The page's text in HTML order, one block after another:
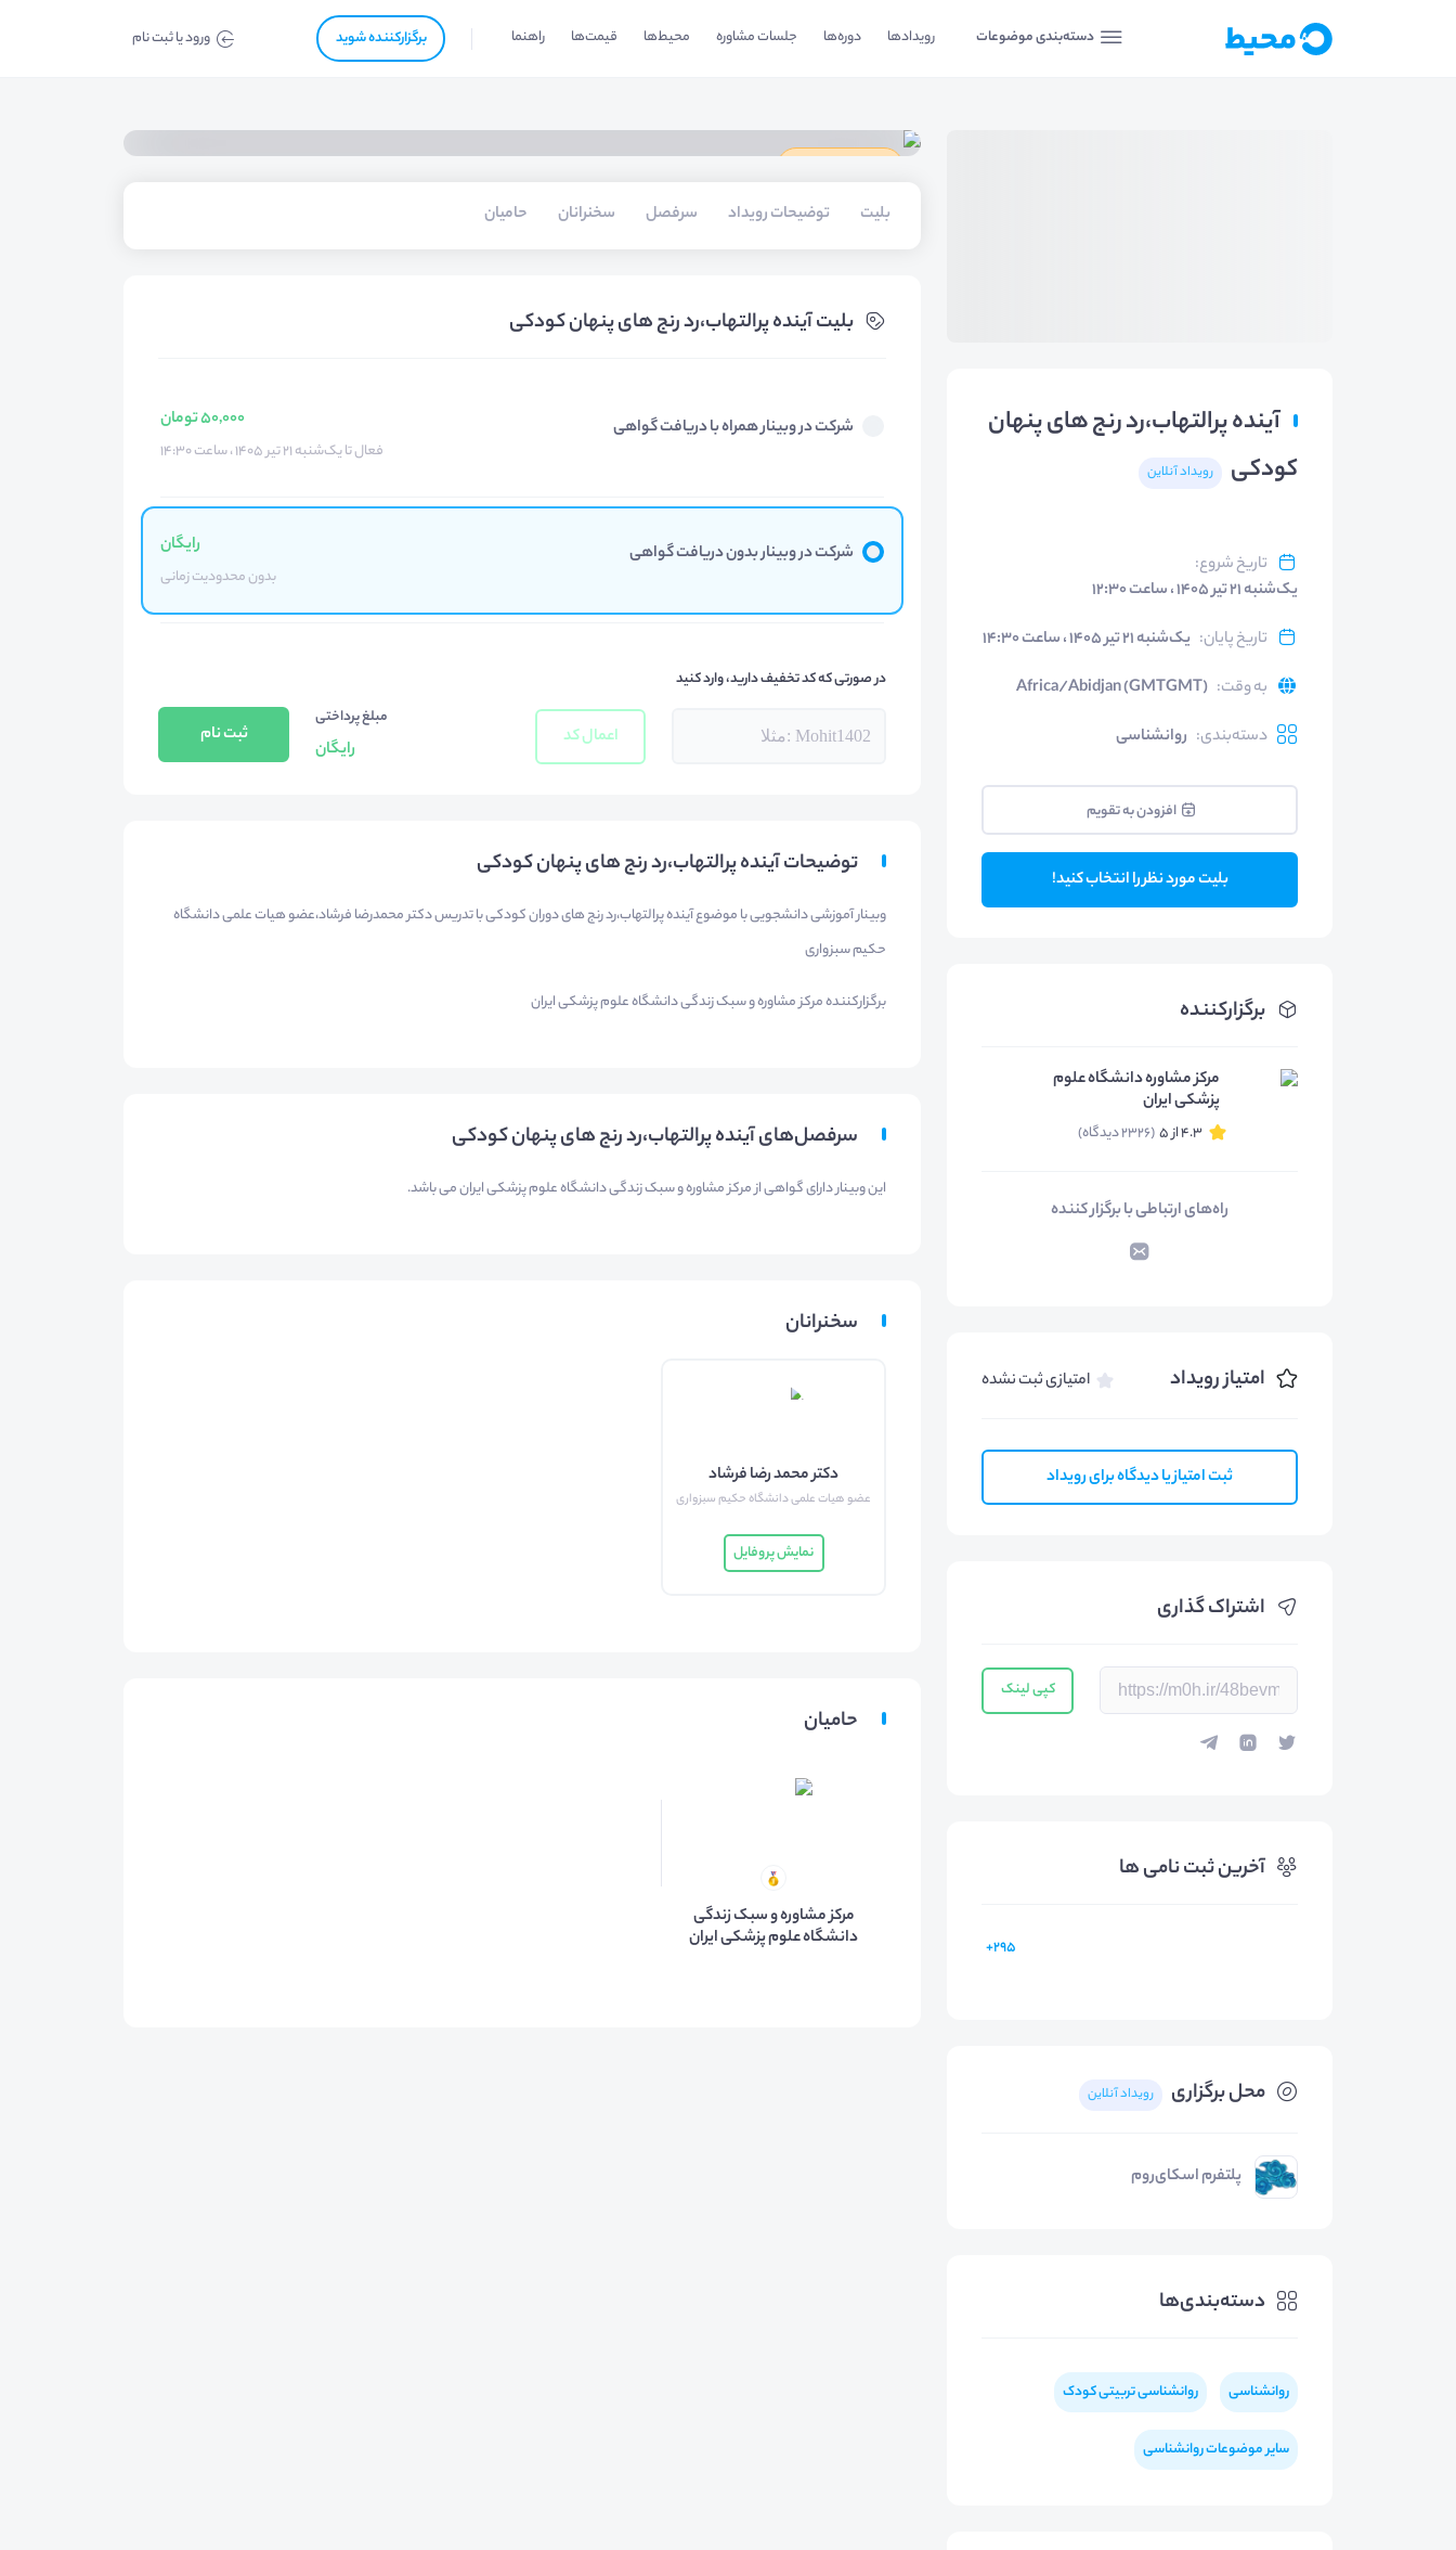
دسته‌بندی موضوعات رویدادها دوره‌ها جلسات مشاوره محیط‌ها قیمت‌ها راهنما برگزار‌‌کننده شوید ورود یا ثبت نام
آینده پرالتهاب،رد رنج های پنهان
کودکی
رویداد آنلاین
تاریخ شروع:
یک‌شنبه ۲۱ تیر ۱۴۰۵ ، ساعت ۱۲:۳۰
تاریخ پایان: یک‌شنبه ۲۱ تیر ۱۴۰۵ ، ساعت ۱۴:۳۰
به وقت:
Africa/Abidjan (GMTGMT)
دسته‌بندی: روانشناسی
افزودن به تقویم
بلیت مورد نظر را انتخاب کنید!
برگزارکننده
مرکز مشاوره دانشگاه علوم
پزشکی ایران
4.3 از 5 (2326 دیدگاه)
راه‌های ارتباطی با برگزار کننده
امتیاز رویداد امتیازی ثبت نشده
ثبت امتیاز یا دیدگاه برای رویداد
اشتراک گذاری
کپی لینک
آخرین ثبت نامی ها
295+
محل برگزاری رویداد آنلاین
پلتفرم اسکای‌روم
دسته‌بندی‌ها
روانشناسی روانشناسی تربیتی کودک
سایر موضوعات روانشناسی
بلیت‌ توضیحات رویداد سرفصل سخنرانان حامیان
بلیت‌ آینده پرالتهاب،رد رنج های پنهان کودکی
شرکت در وبینار همراه با دریافت گواهی 50,000 تومان
فعال تا یک‌شنبه ۲۱ تیر ۱۴۰۵ ، ساعت ۱۴:۳۰
شرکت در وبینار بدون دریافت گواهی رایگان
بدون محدودیت زمانی
در صورتی که کد تخفیف دارید، وارد کنید
اعمال کد
مبلغ پرداختی
رایگان
ثبت نام
توضیحات آینده پرالتهاب،رد رنج های پنهان کودکی
وبینار آموزشی دانشجویی با موضوع آینده پرالتهاب،رد رنج های دوران کودکی با تدریس دکتر محمدرضا فرشاد،عضو هیات علمی دانشگاه
حکیم سبزواری
برگزارکننده مرکز مشاوره و سبک زندگی دانشگاه علوم پزشکی ایران
سرفصل‌های آینده پرالتهاب،رد رنج های پنهان کودکی
این وبینار دارای گواهی از مرکز مشاوره و سبک زندگی دانشگاه علوم پزشکی ایران می باشد.
سخنرانان
دکتر محمد رضا فرشاد
عضو هیات علمی دانشگاه حکیم سبزواری
نمایش پروفایل
حامیان
مرکز مشاوره و سبک زندگی
دانشگاه علوم پزشکی ایران